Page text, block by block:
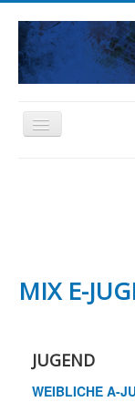
Toggle
Navigation
MIX E-
JUGEND
WEIBLICHE A-